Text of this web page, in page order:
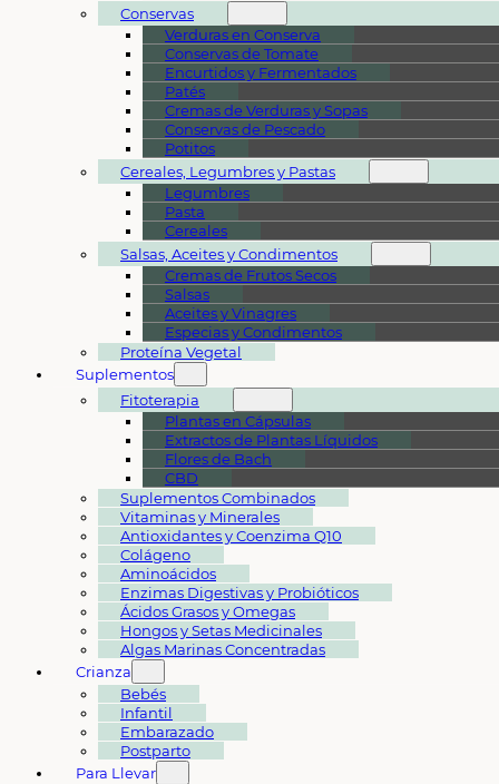
Conservas
Verduras en Conserva
Conservas de Tomate
Encurtidos y Fermentados
Patés
Cremas de Verduras y Sopas
Conservas de Pescado
Potitos
Cereales, Legumbres y Pastas
Legumbres
Pasta
Cereales
Salsas, Aceites y Condimentos
Cremas de Frutos Secos
Salsas
Aceites y Vinagres
Especias y Condimentos
Proteína Vegetal
Suplementos
Fitoterapia
Plantas en Cápsulas
Extractos de Plantas Líquidos
Flores de Bach
CBD
Suplementos Combinados
Vitaminas y Minerales
Antioxidantes y Coenzima Q10
Colágeno
Aminoácidos
Enzimas Digestivas y Probióticos
Ácidos Grasos y Omegas
Hongos y Setas Medicinales
Algas Marinas Concentradas
Crianza
Bebés
Infantil
Embarazado
Postparto
Para Llevar